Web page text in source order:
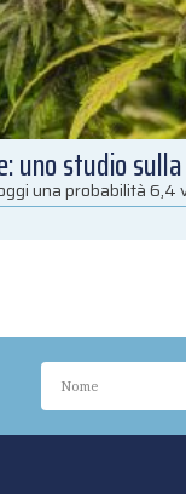
uno studio
una probabilità